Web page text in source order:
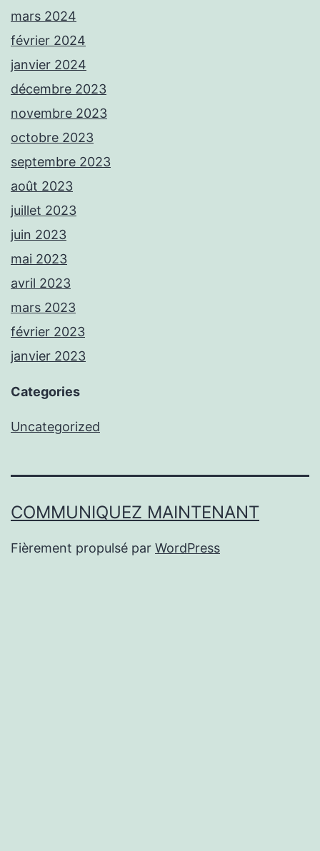
mars 2024
février 2024
janvier 2024
décembre 2023
novembre 2023
octobre 2023
septembre 2023
août 2023
juillet 2023
juin 2023
mai 2023
avril 2023
mars 2023
février 2023
janvier 2023
Categories
Uncategorized
COMMUNIQUEZ MAINTENANT
Fièrement propulsé par WordPress